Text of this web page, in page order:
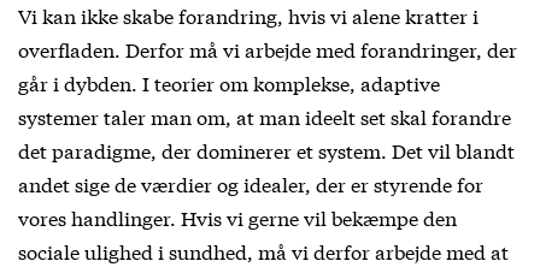
Vi kan ikke skabe forandring, hvis vi alene kratter i
overfladen. Derfor må vi arbejde med forandringer, der
går i dybden. I teorier om komplekse, adaptive
systemer taler man om, at man ideelt set skal forandre
det paradigme, der dominerer et system. Det vil blandt
andet sige de værdier og idealer, der er styrende for
vores handlinger. Hvis vi gerne vil bekæmpe den
sociale ulighed i sundhed, må vi derfor arbejde med at